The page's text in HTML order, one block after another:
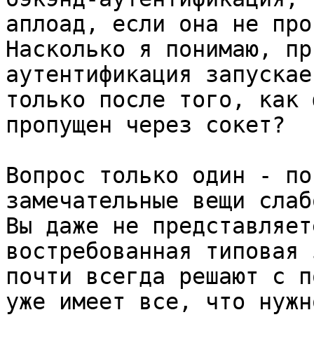
аплоад, если она не
Насколько я понимаю,
аутентификация
только после того, как
пропущен через сокет?
Вопрос только один -
замечательные вещи
Вы даже не
востребованная
почти всегда решают с
уже имеет все, что